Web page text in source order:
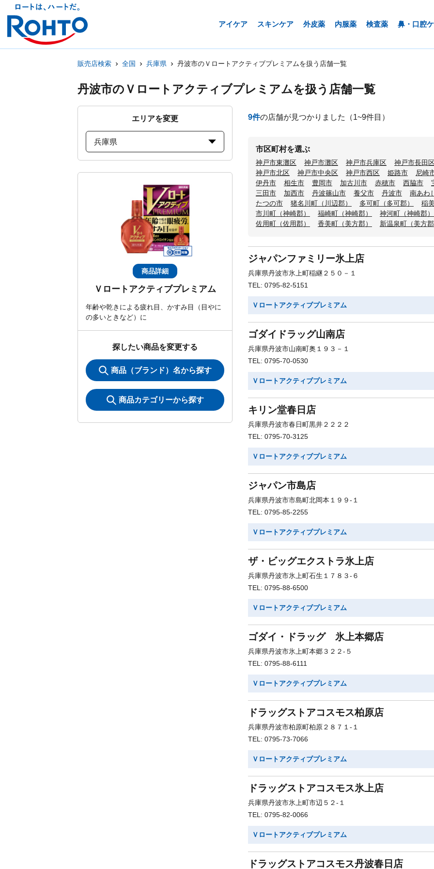
アイケア スキンケア 外皮薬 内服薬 検査薬 鼻・口腔
販売店検索 全国 兵庫県 丹波市のＶロートアクティブプレミアムを扱う店舗一覧
丹波市のＶロートアクティブプレミアムを扱う店舗一覧
エリアを変更
兵庫県
商品詳細
Ｖロートアクティブプレミアム
年齢や乾きによる疲れ目、かすみ目（目やに
の多いときなど）に
探したい商品を変更する
商品（ブランド）名から探す
商品カテゴリーから探す
9件の店舗が見つかりました （1~9件目）
市区町村を選ぶ
神戸市東灘区 神戸市灘区 神戸市兵庫区
神戸市長田
神戸市北区
神戸市中央区 神戸市西区 姫路市
尼崎
伊丹市
相生市 豊岡市 加古川市 赤穂市 西脇市
三田市
加西市 丹波篠山市 養父市 丹波市
南あわ
たつの市
猪名川町（川辺郡） 多可町（多可郡）
稲
市川町（神崎郡）
福崎町（神崎郡）
神河町（神崎郡）
佐用町（佐用郡）
香美町（美方郡） 新温泉町（美方
ジャパンファミリー氷上店
兵庫県丹波市氷上町稲継２５０－１
TEL: 0795-82-5151
Ｖロートアクティブプレミアム
ゴダイドラッグ山南店
兵庫県丹波市山南町奥１９３－１
TEL: 0795-70-0530
Ｖロートアクティブプレミアム
キリン堂春日店
兵庫県丹波市春日町黒井２２２２
TEL: 0795-70-3125
Ｖロートアクティブプレミアム
ジャパン市島店
兵庫県丹波市市島町北岡本１９９-１
TEL: 0795-85-2255
Ｖロートアクティブプレミアム
ザ・ビッグエクストラ氷上店
兵庫県丹波市氷上町石生１７８３-６
TEL: 0795-88-6500
Ｖロートアクティブプレミアム
ゴダイ・ドラッグ 氷上本郷店
兵庫県丹波市氷上町本郷３２２-５
TEL: 0795-88-6111
Ｖロートアクティブプレミアム
ドラッグストアコスモス柏原店
兵庫県丹波市柏原町柏原２８７１-１
TEL: 0795-73-7066
Ｖロートアクティブプレミアム
ドラッグストアコスモス氷上店
兵庫県丹波市氷上町市辺５２-１
TEL: 0795-82-0066
Ｖロートアクティブプレミアム
ドラッグストアコスモス丹波春日店